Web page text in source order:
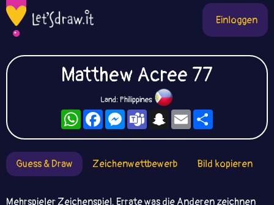
Einloggen
Matthew Acree 77
Land: Philippines
WhatsAppFacebookMessengerTeamsSnapchat
Email
Guess & Draw Zeichenwettbewerb Bild kopieren
Mehrspieler Zeichenspiel. Errate was die Anderen zeichnen